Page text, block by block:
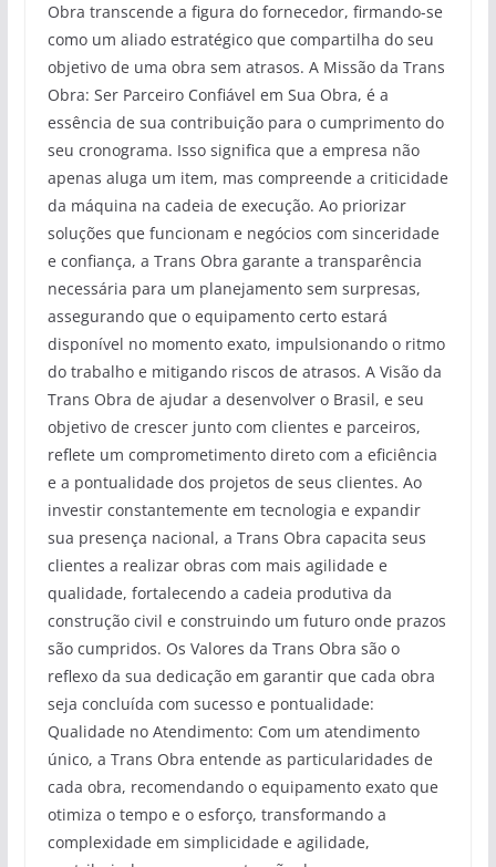
Obra transcende a figura do fornecedor, firmando-se
como um aliado estratégico que compartilha do seu
objetivo de uma obra sem atrasos. A Missão da Trans
Obra: Ser Parceiro Confiável em Sua Obra, é a
essência de sua contribuição para o cumprimento do
seu cronograma. Isso significa que a empresa não
apenas aluga um item, mas compreende a criticidade
da máquina na cadeia de execução. Ao priorizar
soluções que funcionam e negócios com sinceridade
e confiança, a Trans Obra garante a transparência
necessária para um planejamento sem surpresas,
assegurando que o equipamento certo estará
disponível no momento exato, impulsionando o ritmo
do trabalho e mitigando riscos de atrasos. A Visão da
Trans Obra de ajudar a desenvolver o Brasil, e seu
objetivo de crescer junto com clientes e parceiros,
reflete um comprometimento direto com a eficiência
e a pontualidade dos projetos de seus clientes. Ao
investir constantemente em tecnologia e expandir
sua presença nacional, a Trans Obra capacita seus
clientes a realizar obras com mais agilidade e
qualidade, fortalecendo a cadeia produtiva da
construção civil e construindo um futuro onde prazos
são cumpridos. Os Valores da Trans Obra são o
reflexo da sua dedicação em garantir que cada obra
seja concluída com sucesso e pontualidade:
Qualidade no Atendimento: Com um atendimento
único, a Trans Obra entende as particularidades de
cada obra, recomendando o equipamento exato que
otimiza o tempo e o esforço, transformando a
complexidade em simplicidade e agilidade,